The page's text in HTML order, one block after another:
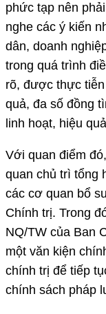
phức tạp nên
nghe các ý kiến
dân, doanh
trong quá trình
rõ, được thực
quả, đa số đồng
linh hoạt, hiệu
Với quan điểm
quan chủ trì tổng
các cơ quan bổ
Chính trị. Trong
NQ/TW của Ban
một văn kiện
chính trị để tiếp
chính sách pháp